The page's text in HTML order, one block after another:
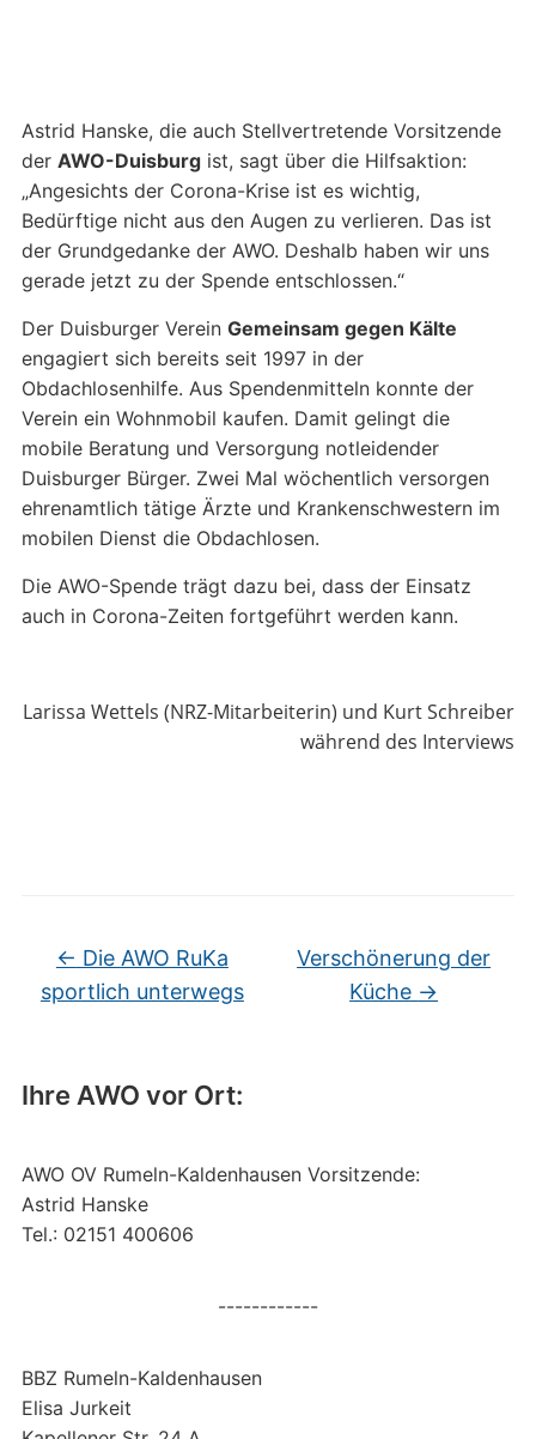
Ihre AWO vor Ort:
AWO OV Rumeln-Kaldenhausen Vorsitzende:
Astrid Hanske
Tel.: 02151 400606
------------
BBZ Rumeln-Kaldenhausen
Elisa Jurkeit
Astrid Hanske, die auch Stellvertretende Vorsitzende
der AWO-Duisburgist, sagt über die Hilfsaktion:
„Angesichts der Corona-Krise ist es wichtig,
Bedürftige nicht aus den Augen zu verlieren. Das ist
der Grundgedanke der AWO. Deshalb haben wir uns
gerade jetzt zu der Spende entschlossen.“
Der Duisburger Verein Gemeinsam gegen Kälte
engagiert sich bereits seit 1997 in der
Obdachlosenhilfe. Aus Spendenmitteln konnte der
Verein ein Wohnmobil kaufen. Damit gelingt die
mobile Beratung und Versorgung notleidender
Duisburger Bürger. Zwei Mal wöchentlich versorgen
ehrenamtlich tätige Ärzte und Krankenschwestern im
mobilen Dienst die Obdachlosen.
Die AWO-Spende trägt dazu bei, dass der Einsatz
auch in Corona-Zeiten fortgeführt werden kann.
Larissa Wettels (NRZ-Mitarbeiterin) und Kurt Schreiber
während des Interviews
← Die AWO RuKa
sportlich unterwegs
Verschönerung der
Küche →